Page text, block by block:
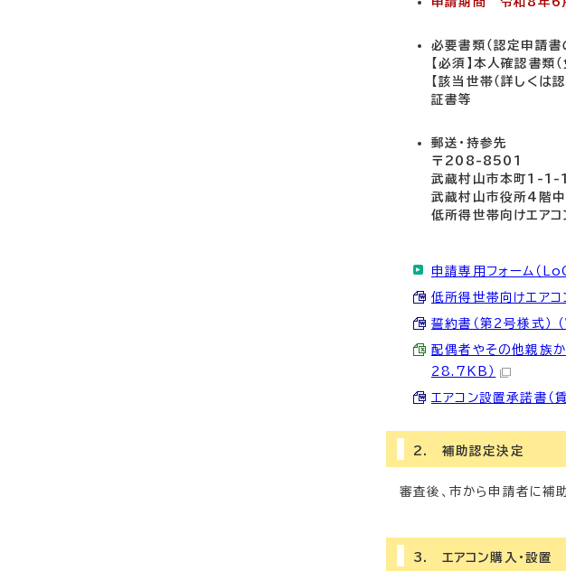
必要書類（認定申請書
【必須】本人確認書類
【該当世帯（詳しくは
証書等
郵送・持参先
〒208-8501
武蔵村山市本町1-1-1
武蔵村山市役所4階
低所得世帯向けエア
申請専用フォーム（
低所得世帯向けエア
誓約書（第2号様式）
配偶者やその他親族
28.7KB）
エアコン設置承諾書（
2. 補助認定決定
審査後、市から申請者に補
3. エアコン購入・設置